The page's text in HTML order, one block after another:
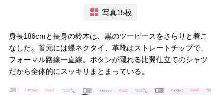
写真15枚
身長186cmと長身の鈴木は、黒のツーピースをさらりと着こ
なした。首元には蝶ネクタイ、革靴はストレートチップで、
フォーマル路線一直線。ボタンが隠れる比翼仕立てのシャツ
だから全体的にスッキリまとまっている。